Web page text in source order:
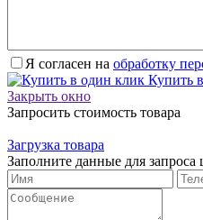
Я согласен на обработку
Купить
Закрыть окно
Запросить стоимость товара
Загрузка товара
Заполните данные для запроса